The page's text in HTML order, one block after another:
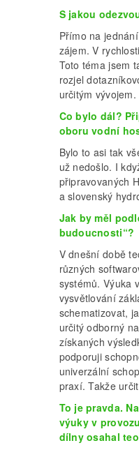
S jakou
Přímo na
zájem. V
Toto téma jsem
rozjel
určitým vývojem.
Co bylo dál?
oboru vodní
Bylo to asi tak
už nedošlo. I
připravovaných
a slovenský
Jak by měl
budoucnosti“?
V dnešní době
různých
systémů. Výuka
vysvětlování
schematizovat,
určitý odborný
získaných
podporuji
univerzální
praxí. Takže
To je pravda.
výuky v
dílny osahal